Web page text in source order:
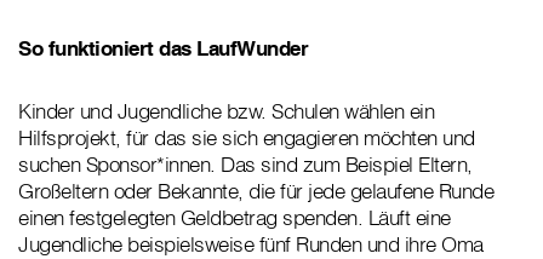
So funktioniert das LaufWunder
Kinder und Jugendliche bzw. Schulen wählen ein
Hilfsprojekt, für das sie sich engagieren möchten und
suchen Sponsor*innen. Das sind zum Beispiel Eltern,
Großeltern oder Bekannte, die für jede gelaufene Runde
einen festgelegten Geldbetrag spenden. Läuft eine
Jugendliche beispielsweise fünf Runden und ihre Oma